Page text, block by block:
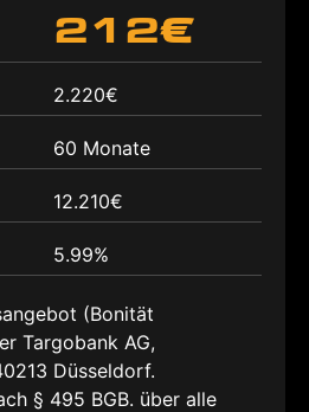
212€
2.220€
60 Monate
12.210€
5.99%
(Bonität
Targobank AG,
Düsseldorf.
§ 495 BGB. über alle